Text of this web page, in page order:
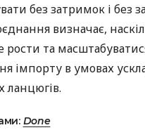
без затримок і без
визначає,
рости та
імпорту в умовах
ланцюгів.
Done